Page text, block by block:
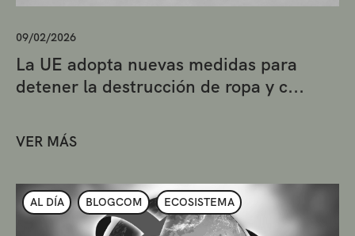
09/02/2026
La UE adopta nuevas medidas para
detener la destrucción de ropa y c...
VER MÁS
AL DÍA BLOGCOM ECOSISTEMA